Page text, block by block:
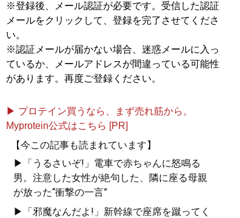
※登録後、メール認証が必要です。受信した認証
メールをクリックして、登録を完了させてくださ
い。
※認証メールが届かない場合、迷惑メールに入っ
ているか、メールアドレスが間違っている可能性
があります。再度ご登録ください。
▶ プロテイン買うなら、まず売れ筋から。
Myprotein公式はこちら [PR]
【今この記事も読まれています】
▶「うるさいぞ!」電車で赤ちゃんに怒鳴る
男。注意した女性が絶句した、隣に座る母親
が放った“衝撃の一言”
▶「邪魔なんだよ!」新幹線で座席を蹴ってく